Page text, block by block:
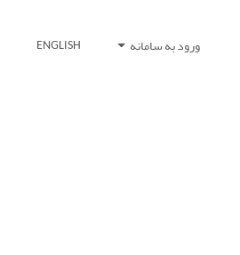
ورود به سامانه ENGLISH